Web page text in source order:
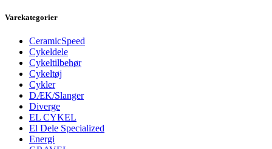
Varekategorier
CeramicSpeed
Cykeldele
Cykeltilbehør
Cykeltøj
Cykler
DÆK/Slanger
Diverge
EL CYKEL
El Dele Specialized
Energi